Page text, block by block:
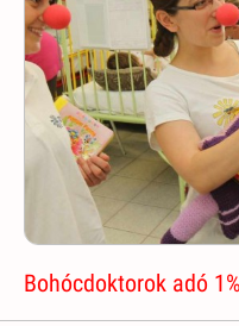
Bohócdoktorok adó